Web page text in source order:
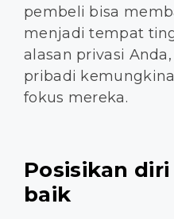
pembeli bisa
menjadi tempat
alasan privasi
pribadi
fokus mereka.
Posisikan
baik